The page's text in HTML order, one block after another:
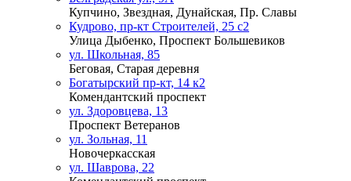
Купчино, Звездная, Дунайская, Пр. Славы
Кудрово, пр-кт Строителей, 25 с2
Улица Дыбенко, Проспект Большевиков
ул. Школьная, 85
Беговая, Старая деревня
Богатырский пр-кт, 14 к2
Комендантский проспект
ул. Здоровцева, 13
Проспект Ветеранов
ул. Зольная, 11
Новочеркасская
ул. Шаврова, 22